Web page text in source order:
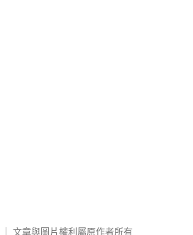
文章與圖片權利屬原作者所有